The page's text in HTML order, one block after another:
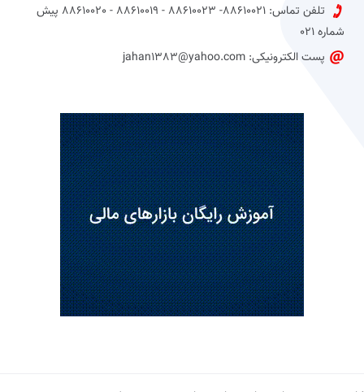
تلفن تماس: 88610021- 88610023 - 88610019 - 88610020 پیش
شماره 021
پست الکترونیکی: jahan1383@yahoo.com